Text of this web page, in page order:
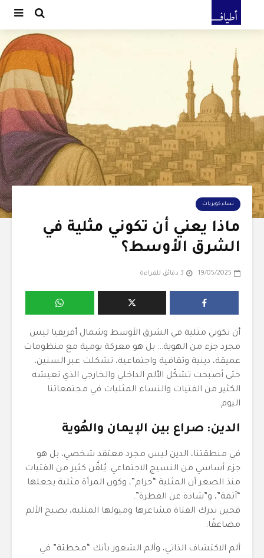
نساء كويريات
ماذا يعني أن تكوني مثلية في
الشرق الأوسط؟
19/05/2025 3 دقائق للقراءة
أن تكوني مثلية في الشرق الأوسط وشمال أفريقيا ليس
مجرد جزء من الهوية… بل هو معركة يومية مع منظومات
عميقة، دينية وثقافية واجتماعية، تشكلت عبر السنين،
حتى أصبحت تشكّل الألم الداخلي والخارجي الذي تعيشه
الكثير من الفتيات والنساء المثليات في مجتمعاتنا
اليوم.
الدين: صراع بين الإيمان والهُوية
في منطقتنا، الدين ليس مجرد معتقد شخصي، بل هو
جزء أساسي من النسيج الاجتماعي. يُلقَّن كثير من الفتيات
منذ الصغر أن المثلية “حرام”، وكون المرأة مثلية يجعلها
“آثمة”، و”شاذة عن الفطرة”.
فحين تدرك الفتاة مشاعرها وميولها المثلية، يصبح الألم
مضاعفًا:
ألم الاكتشاف الذاتي، وألم الشعور بأنك “مخطئة” في